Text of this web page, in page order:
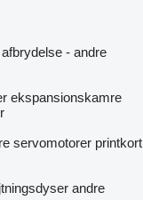
afbrydelse - andre
ekspansionskamre
servomotorer printkort
andre